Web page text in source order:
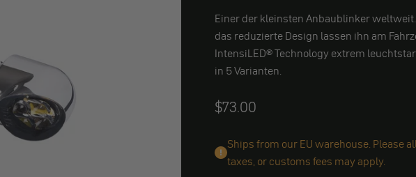
Einer der kleinsten Anbaublinker
das reduzierte Design lassen ihn am
IntensiLED® Technology extrem
in 5 Varianten.
Angebot
$73.00
Ships from our EU warehouse. Please
taxes, or customs fees may apply.